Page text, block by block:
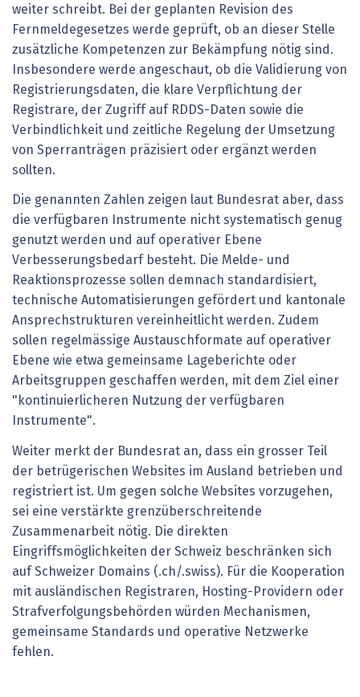
weiter schreibt. Bei der geplanten Revision des
Fernmeldegesetzes werde geprüft, ob an dieser Stelle
zusätzliche Kompetenzen zur Bekämpfung nötig sind.
Insbesondere werde angeschaut, ob die Validierung von
Registrierungsdaten, die klare Verpflichtung der
Registrare, der Zugriff auf RDDS-Daten sowie die
Verbindlichkeit und zeitliche Regelung der Umsetzung
von Sperranträgen präzisiert oder ergänzt werden
sollten.
Die genannten Zahlen zeigen laut Bundesrat aber, dass
die verfügbaren Instrumente nicht systematisch genug
genutzt werden und auf operativer Ebene
Verbesserungsbedarf besteht. Die Melde- und
Reaktionsprozesse sollen demnach standardisiert,
technische Automatisierungen gefördert und kantonale
Ansprechstrukturen vereinheitlicht werden. Zudem
sollen regelmässige Austauschformate auf operativer
Ebene wie etwa gemeinsame Lageberichte oder
Arbeitsgruppen geschaffen werden, mit dem Ziel einer
"kontinuierlicheren Nutzung der verfügbaren
Instrumente".
Weiter merkt der Bundesrat an, dass ein grosser Teil
der betrügerischen Websites im Ausland betrieben und
registriert ist. Um gegen solche Websites vorzugehen,
sei eine verstärkte grenzüberschreitende
Zusammenarbeit nötig. Die direkten
Eingriffsmöglichkeiten der Schweiz beschränken sich
auf Schweizer Domains (.ch/.swiss). Für die Kooperation
mit ausländischen Registraren, Hosting-Providern oder
Strafverfolgungsbehörden würden Mechanismen,
gemeinsame Standards und operative Netzwerke
fehlen.